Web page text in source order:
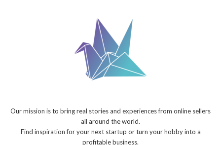
Our mission is to bring real stories and experiences from online sellers
all around the world.
Find inspiration for your next startup or turn your hobby into a
profitable business.